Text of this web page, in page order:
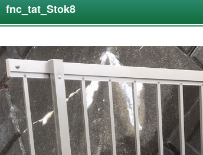
fnc_tat_Stok8